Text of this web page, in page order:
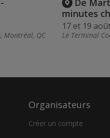
Montréal, QC
minutes
17 et 19
Le Terminal
Organisateurs
Créer un compte